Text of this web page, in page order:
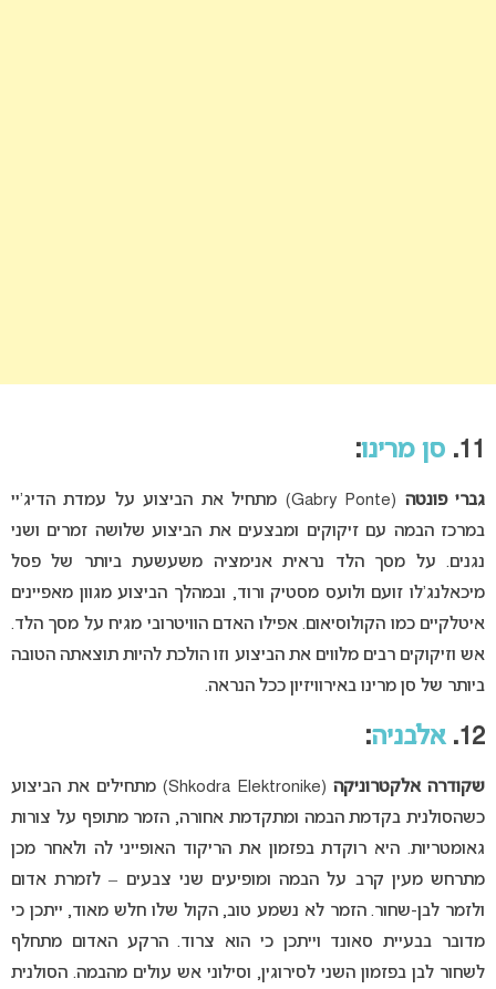
11. סן מרינו:
גברי פונטה
(Gabry Ponte) מתחיל את הביצוע על עמדת הדיג’יי
במרכז הבמה עם זיקוקים ומבצעים את הביצוע שלושה זמרים ושני
נגנים. על מסך הלד נראית אנימציה משעשעת ביותר של פסל
מיכאלנג’לו זועם ולועס מסטיק ורוד, ובמהלך הביצוע מגוון מאפיינים
איטלקיים כמו הקולוסיאום. אפילו האדם הוויטרובי מגיח על מסך הלד.
אש וזיקוקים רבים מלווים את הביצוע וזו הולכת להיות תוצאתה הטובה
ביותר של סן מרינו באירוויזיון ככל הנראה.
12. אלבניה:
שקודרה אלקטרוניקה
(Shkodra Elektronike) מתחילים את הביצוע
כשהסולנית בקדמת הבמה ומתקדמת אחורה, הזמר מתופף על צורות
גאומטריות. היא רוקדת בפזמון את הריקוד האופייני לה ולאחר מכן
מתרחש מעין קרב על הבמה ומופיעים שני צבעים – לזמרת אדום
ולזמר לבן-שחור. הזמר לא נשמע טוב, הקול שלו חלש מאוד, ייתכן כי
מדובר בבעיית סאונד וייתכן כי הוא צרוד. הרקע האדום מתחלף
לשחור לבן בפזמון השני לסירוגין, וסילוני אש עולים מהבמה. הסולנית